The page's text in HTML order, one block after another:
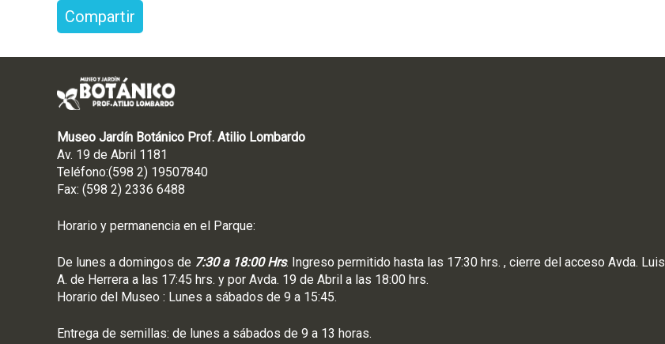
Compartir
Museo Jardín Botánico Prof. Atilio Lombardo
Av. 19 de Abril 1181
Teléfono:(598 2) 19507840
Fax: (598 2) 2336 6488
Horario y permanencia en el Parque:
De lunes a domingos de 7:30 a 18:00 Hrs. Ingreso permitido hasta las 17:30 hrs. , cierre del acceso Avda. Luis
A. de Herrera a las 17:45 hrs. y por Avda. 19 de Abril a las 18:00 hrs.
Horario del Museo : Lunes a sábados de 9 a 15:45.
Entrega de semillas: de lunes a sábados de 9 a 13 horas.